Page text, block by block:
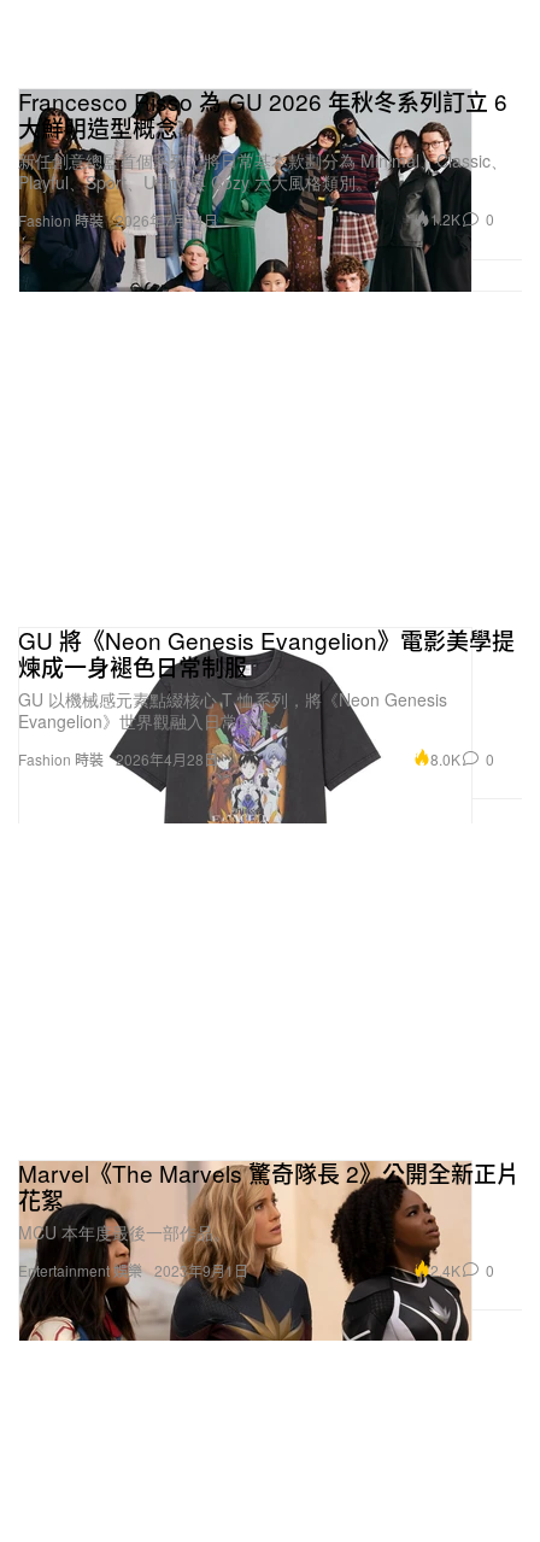
Fashion 時裝
Francesco Risso 為 GU 2026 年秋冬系列訂立 6
大鮮明造型概念
新任創意總監首個系列，將日常基本款劃分為 Minimal、Classic、
Playful、Sport、Utility 與 Cozy 六大風格類別。
2026年7月14日 1.2K 0
Fashion 時裝
GU 將《Neon Genesis Evangelion》電影美學提
煉成一身褪色日常制服
GU 以機械感元素點綴核心 T 恤系列，將《Neon Genesis
Evangelion》世界觀融入日常穿搭。
2026年4月28日 8.0K 0
Entertainment 娛樂
Marvel《The Marvels 驚奇隊長 2》公開全新正片
花絮
MCU 本年度最後一部作品。
2023年9月1日 2.4K 0